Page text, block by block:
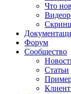
Что
Форум
Сообщество
Статьи